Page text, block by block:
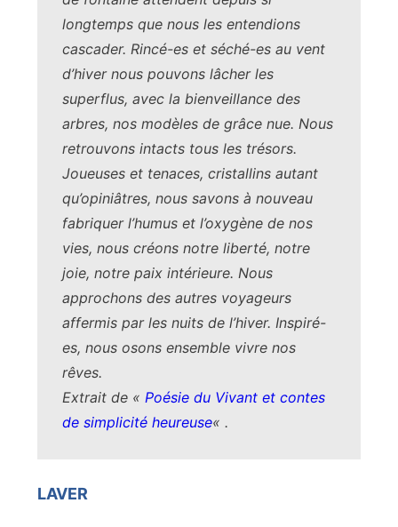
longtemps que nous les entendions
cascader. Rincé-es et séché-es au vent
d’hiver nous pouvons lâcher les
superflus, avec la bienveillance des
arbres, nos modèles de grâce nue. Nous
retrouvons intacts tous les trésors.
Joueuses et tenaces, cristallins autant
qu’opiniâtres, nous savons à nouveau
fabriquer l’humus et l’oxygène de nos
vies, nous créons notre liberté, notre
joie, notre paix intérieure. Nous
approchons des autres voyageurs
affermis par les nuits de l’hiver. Inspiré-
es, nous osons ensemble vivre nos
rêves.
Extrait de « Poésie du Vivant et contes
de simplicité heureuse« .
LAVER